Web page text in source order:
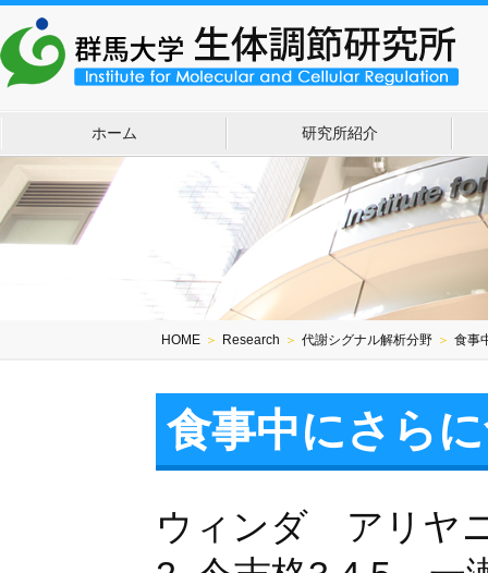
ホーム 研究所紹介
HOME ＞ Research ＞ 代謝シグナル解析分野 ＞ 食事
食事中にさら
ウィンダ アリヤ